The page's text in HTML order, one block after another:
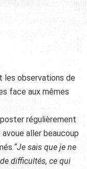
les observations de
face aux mêmes
régulièrement
aller beaucoup
“Je sais que je ne
difficultés, ce qui